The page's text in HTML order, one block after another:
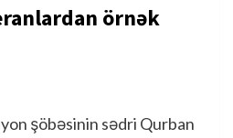
örnək
şöbəsinin sədri Qurban